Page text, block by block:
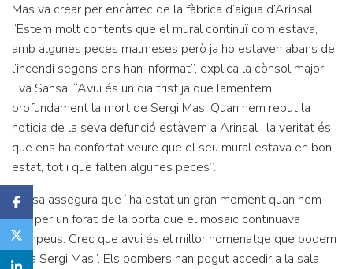
Mas va crear per encàrrec de la fàbrica d’aigua d’Arinsal.
“Estem molt contents que el mural continuï com estava,
amb algunes peces malmeses però ja ho estaven abans de
l’incendi segons ens han informat”, explica la cònsol major,
Eva Sansa. “Avui és un dia trist ja que lamentem
profundament la mort de Sergi Mas. Quan hem rebut la
noticia de la seva defunció estàvem a Arinsal i la veritat és
que ens ha confortat veure que el seu mural estava en bon
estat, tot i que falten algunes peces”.
Sansa assegura que “ha estat un gran moment quan hem
vist per un forat de la porta que el mosaic continuava
dempeus. Crec que avui és el millor homenatge que podem
fer a Sergi Mas”. Els bombers han pogut accedir a la sala